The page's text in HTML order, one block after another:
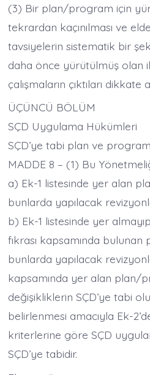
(3) Bir plan/program için
tekrardan kaçınılması ve
tavsiyelerin sistematik bir
daha önce yürütülmüş olan
çalışmaların çıktıları dikkate
ÜÇÜNCÜ BÖLÜM
SÇD Uygulama Hükümleri
SÇD’ye tabi plan ve
MADDE 8 – (1) Bu
a) Ek-1 listesinde yer alan
bunlarda yapılacak
b) Ek-1 listesinde yer
fıkrası kapsamında
bunlarda yapılacak
kapsamında yer alan plan/
değişikliklerin SÇD’ye tabi
belirlenmesi amacıyla Ek-
kriterlerine göre SÇD
SÇD’ye tabidir.